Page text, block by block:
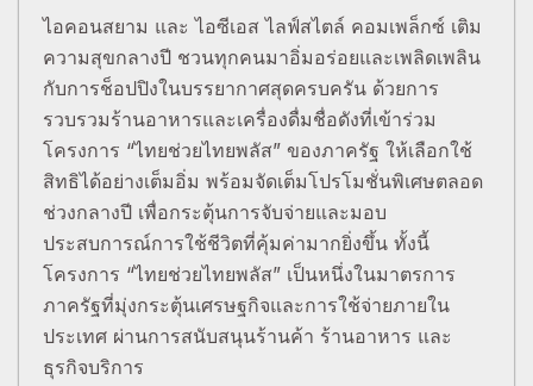
ไอคอนสยาม และ ไอซีเอส ไลฟ์สไตล์ คอมเพล็กซ์ เติม
ความสุขกลางปี ชวนทุกคนมาอิ่มอร่อยและเพลิดเพลิน
กับการช็อปปิงในบรรยากาศสุดครบครัน ด้วยการ
รวบรวมร้านอาหารและเครื่องดื่มชื่อดังที่เข้าร่วม
โครงการ “ไทยช่วยไทยพลัส” ของภาครัฐ ให้เลือกใช้
สิทธิได้อย่างเต็มอิ่ม พร้อมจัดเต็มโปรโมชั่นพิเศษตลอด
ช่วงกลางปี เพื่อกระตุ้นการจับจ่ายและมอบ
ประสบการณ์การใช้ชีวิตที่คุ้มค่ามากยิ่งขึ้น ทั้งนี้
โครงการ “ไทยช่วยไทยพลัส” เป็นหนึ่งในมาตรการ
ภาครัฐที่มุ่งกระตุ้นเศรษฐกิจและการใช้จ่ายภายใน
ประเทศ ผ่านการสนับสนุนร้านค้า ร้านอาหาร และ
ธุรกิจบริการ